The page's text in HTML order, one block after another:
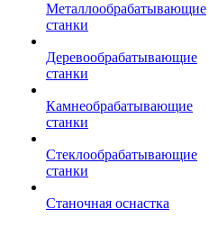
Металлообрабатывающие
станки
Деревообрабатывающие
станки
Камнеобрабатывающие
станки
Стеклообрабатывающие
станки
Станочная оснастка